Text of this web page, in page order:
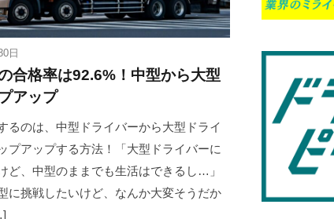
日
合格率は92.6%！中型から大型
アップ
るのは、中型ドライバーから大型ドライ
プアップする方法！「大型ドライバーに
ど、中型のままでも生活はできるし…」
に挑戦したいけど、なんか大変そうだか